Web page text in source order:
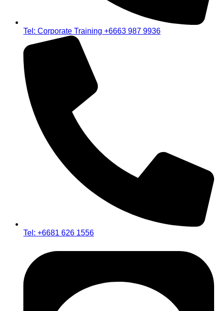
Tel: Corporate Training +6663 987 9936
Tel: +6681 626 1556